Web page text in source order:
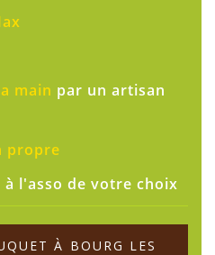
main par un artisan
propre
à l'asso de votre choix
À BOURG LES